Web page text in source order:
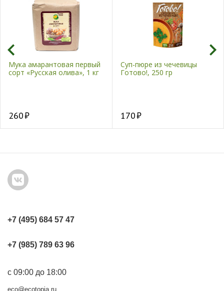
Мука амарантовая первый
сорт «Русская олива», 1 кг
260
Суп-пюре из чечевицы
Готово!, 250 гр
170
+7 (495) 684 57 47
+7 (985) 789 63 96
с 09:00 до 18:00
eco@ecotopia.ru